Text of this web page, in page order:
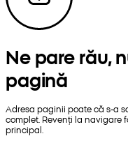
Ne pare rău,
pagină
Adresa paginii poate că s-a
complet. Revenți la navigare
principal.